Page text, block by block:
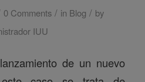
0 Comments / in Blog / by
IUU
de un nuevo